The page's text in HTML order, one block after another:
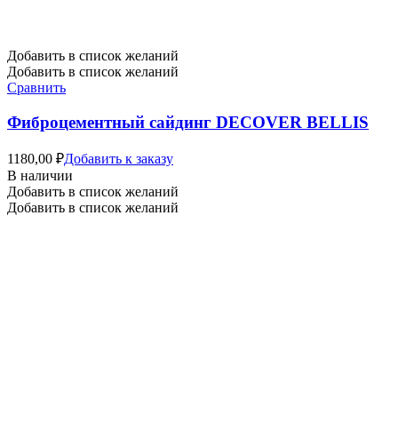
Добавить в список желаний
Добавить в список желаний
Сравнить
Фиброцементный сайдинг DECOVER BELLIS
1180,00 ₽Добавить к заказу
В наличии
Добавить в список желаний
Добавить в список желаний